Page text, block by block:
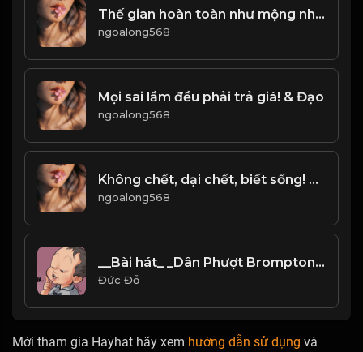
Thế gian hoàn toàn như mộng nhìn thoáng nhìn xa là phúc nhân! Đạo
ngoalong568
Mọi sai lầm đều phải trả giá! & Đạo
ngoalong568
Không chết, dại chết, biết sống! Đạo
ngoalong568
__Bài hát_ _Dân Phượt Brompton B88___
Đức Đỗ
Mới tham gia Hayhat hãy xem hướng dẫn sử dụng và